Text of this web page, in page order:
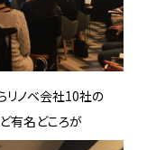
リノベ会社10社の
有名どころが